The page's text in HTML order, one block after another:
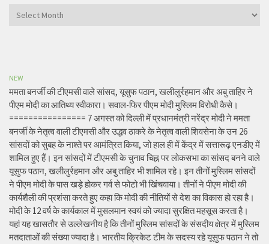
Archives
NEW
ममता बनर्जी की टीएमसी वाले सांसद, यूसुफ पठान, खलीलुर्रहमान और अबु ताहिर ने
पीएम मोदी का आतिथ्य स्वीकारा। सवाल-फिर पीएम मोदी मुस्लिम विरोधी कैसे।
================ 7 अगस्त को दिल्ली में प्रधानमंत्री नरेंद्र मोदी ने ममता
बनर्जी के नेतृत्व वाली टीएमसी और उद्धव ठाकरे के नेतृत्व वाली शिवसेना के उन 26
सांसदों को सुबह के नाश्ते पर आमंत्रित किया, जो हाल ही में केंद्र में सत्तारूढ़ एनडीए में
शामिल हुए हैं। इन सांसदों में टीएमसी के चुनाव चिह्न पर लोकसभा का सांसद बनने वाले
यूसुफ पठान, खलीलुर्रहमान और अबु ताहिर भी शामिल रहे। इन तीनों मुस्लिम सांसदों
ने पीएम मोदी के पास खड़े होकर गर्व से फोटो भी खिंचवाया। तीनों ने पीएम मोदी की
कार्यशैली की प्रशंसा करते हुए कहा कि मोदी की नीतियों से देश का विकास हो रहा है।
मोदी के 12 वर्ष के कार्यकाल में मुसलमान स्वयं को ज्यादा सुरक्षित महसूस करता है।
यहां यह खासतौर से उल्लेखनीय है कि तीनों मुस्लिम सांसदों के संसदीय क्षेत्र में मुस्लिम
मतदाताओं की संख्या ज्यादा है। भारतीय क्रिकेट टीम के सदस्य रहे यूसुफ पठान ने तो